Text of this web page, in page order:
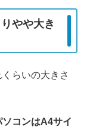
やや大き
らいの大きさ
コンはA4サイ